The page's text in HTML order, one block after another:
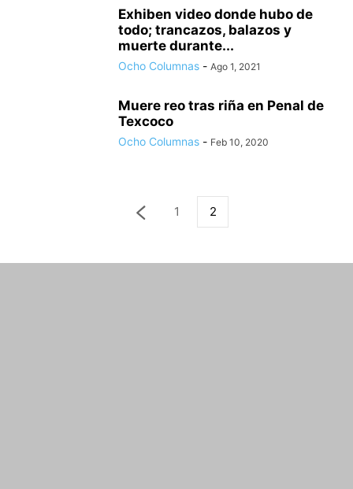
Exhiben video donde hubo de
todo; trancazos, balazos y
muerte durante...
Ocho Columnas - Ago 1, 2021
Muere reo tras riña en Penal de
Texcoco
Ocho Columnas - Feb 10, 2020
1 2